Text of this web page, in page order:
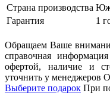
Страна производства
Гарантия
1
Обращаем Ваше
справочная
офертой, наличие и
уточнить у менеджеров
Выберите подарок При